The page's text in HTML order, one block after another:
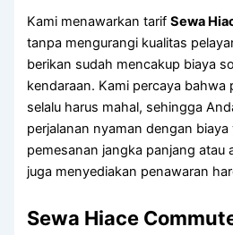
Kami menawarkan tarifSewa
tanpa mengurangi kualitas
berikan sudah mencakup biaya
kendaraan. Kami percaya bahwa
selalu harus mahal, sehingga
perjalanan nyaman dengan
pemesanan jangka panjang atau
juga menyediakan penawaran
Sewa Hiace